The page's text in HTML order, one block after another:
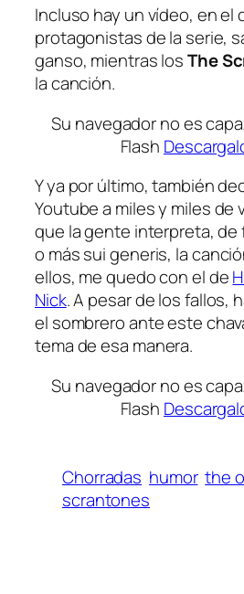
Incluso hay un vídeo, en el
protagonistas de la serie,
ganso, mientras losThe
la canción.
Su navegador no es
Flash
Y ya por último, también
Youtube a miles y miles de
que la gente interpreta, de
o mássui generis, la
ellos, me quedo con el de
Nick. A pesar de los fallos,
el sombrero ante este
tema de esa manera.
Su navegador no es
Flash
Chorradas humor the
scrantones